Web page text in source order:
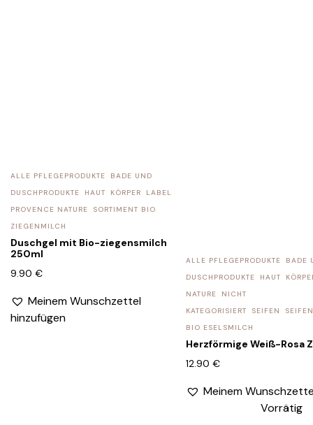
ALLE PFLEGEPRODUKTE
BADE UND
DUSCHPRODUKTE
HAUT KÖRPER
LABEL
PROVENCE NATURE
SORTIMENT BIO
ZIEGENMILCH
Duschgel mit Bio-ziegensmilch
250ml
9.90 €
Meinem Wunschzettel
hinzufügen
ALLE PFLEGEPRODUKTE
BADE
DUSCHPRODUKTE
HAUT
NATURE
NICHT
KATEGORISIERT
SEIFEN
SEIFEN
BIO ESELSMILCH
Herzförmige Weiß-Rosa
12.90 €
Meinem
Vorrätig